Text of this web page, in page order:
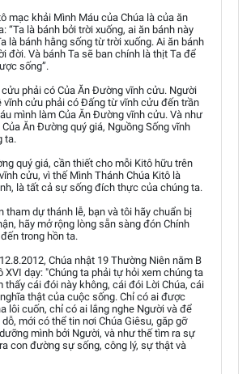
mạc khải Mình Máu của Chúa là của ăn
“Ta là bánh bởi trời xuống, ai ăn bánh này
là bánh hằng sống từ trời xuống. Ai ăn bánh
đời. Và bánh Ta sẽ ban chính là thịt Ta để
sống”.
phải có Của Ăn Đường vĩnh cửu. Người
vĩnh cửu phải có Đấng từ vĩnh cửu đến trần
mình làm Của Ăn Đường vĩnh cửu. Và như
Của Ăn Đường quý giá, Nguồng Sống vĩnh
ta.
quý giá, cần thiết cho mỗi Kitô hữu trên
cửu, vì thế Mình Thánh Chúa Kitô là
là tất cả sự sống đích thực của chúng ta.
tham dự thánh lễ, bạn và tôi hãy chuẩn bị
hãy mở rộng lòng sẵn sàng đón Chính
trong hồn ta.
Chúa nhật 19 Thường Niên năm B
dạy: "Chúng ta phải tự hỏi xem chúng ta
thấy cái đói này không, cái đói Lời Chúa, cái
thật của cuộc sống. Chỉ có ai được
lôi cuốn, chỉ có ai lắng nghe Người và để
mới có thể tin nơi Chúa Giêsu, găp gỡ
mình bởi Người, và như thế tìm ra sự
con đường sự sống, công lý, sự thật và